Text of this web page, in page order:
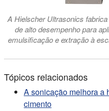
A Hielscher Ultrasonics
de alto desempenho para
emulsificação e extração à
Tópicos relacionados
A sonicação melhora a
cimento